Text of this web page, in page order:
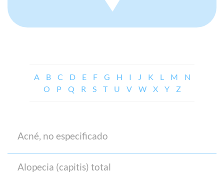
A B C D E F G H I J K L M
N
O
P Q R S T U V W X Y Z
Acné, no especificado
Alopecia (capitis) total